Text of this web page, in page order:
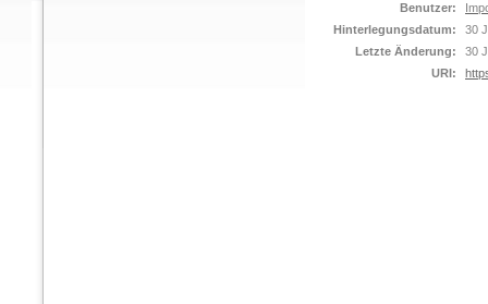
Benutzer:
Hinterlegungsdatum:
30
Letzte Änderung:
30
URI: